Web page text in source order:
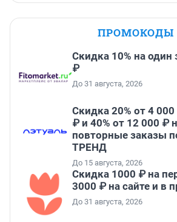
ПРОМОКОДЫ
Скидка 10% на один
₽
До 31 августа, 2026
Скидка 20% от 4
₽ и 40% от 12 000 ₽
повторные заказы
ТРЕНД
До 15 августа, 2026
Скидка 1000 ₽ на
3000 ₽ на сайте и в
До 31 августа, 2026